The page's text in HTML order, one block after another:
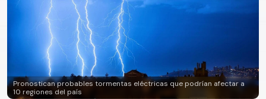
Pronostican probables tormentas eléctricas que podrían afectar a
10 regiones del país